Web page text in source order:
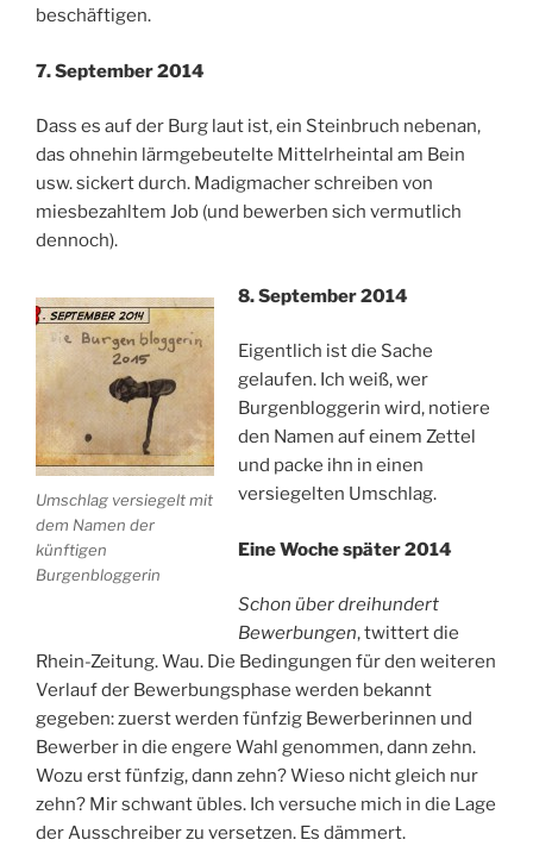
beschäftigen.
7. September 2014
Dass es auf der Burg laut ist, ein Steinbruch nebenan,
das ohnehin lärmgebeutelte Mittelrheintal am Bein
usw. sickert durch. Madigmacher schreiben von
miesbezahltem Job (und bewerben sich vermutlich
dennoch).
Umschlag versiegelt mit
dem Namen der
künftigen
Burgenbloggerin
8. September 2014
Eigentlich ist die Sache
gelaufen. Ich weiß, wer
Burgenbloggerin wird, notiere
den Namen auf einem Zettel
und packe ihn in einen
versiegelten Umschlag.
Eine Woche später 2014
Schon über dreihundert
Bewerbungen, twittert die
Rhein-Zeitung. Wau. Die Bedingungen für den weiteren
Verlauf der Bewerbungsphase werden bekannt
gegeben: zuerst werden fünfzig Bewerberinnen und
Bewerber in die engere Wahl genommen, dann zehn.
Wozu erst fünfzig, dann zehn? Wieso nicht gleich nur
zehn? Mir schwant übles. Ich versuche mich in die Lage
der Ausschreiber zu versetzen. Es dämmert.